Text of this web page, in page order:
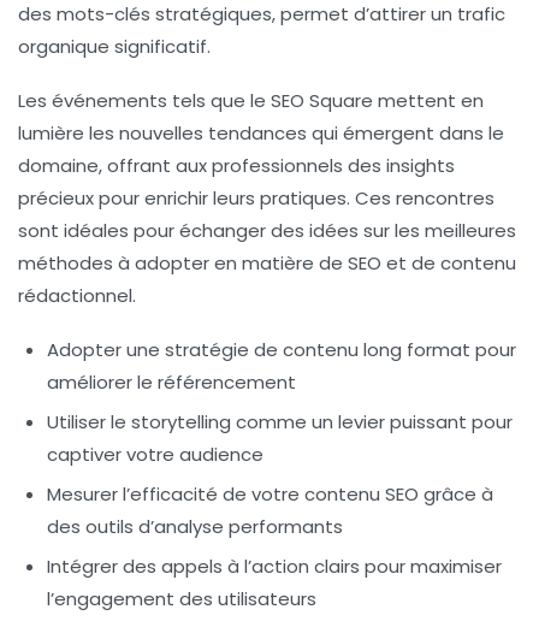
des mots-clés stratégiques, permet d’attirer un trafic
organique significatif.
Les événements tels que le SEO Square mettent en
lumière les nouvelles tendances qui émergent dans le
domaine, offrant aux professionnels des insights
précieux pour enrichir leurs pratiques. Ces rencontres
sont idéales pour échanger des idées sur les meilleures
méthodes à adopter en matière de SEO et de contenu
rédactionnel.
Adopter une stratégie de contenu long format pour
améliorer le référencement
Utiliser le storytelling comme un levier puissant pour
captiver votre audience
Mesurer l’efficacité de votre contenu SEO grâce à
des outils d’analyse performants
Intégrer des appels à l’action clairs pour maximiser
l’engagement des utilisateurs